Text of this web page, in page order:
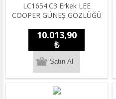
LC1654.C3 Erkek LEE
COOPER GÜNEŞ GÖZLÜĞÜ
10.013,90
₺